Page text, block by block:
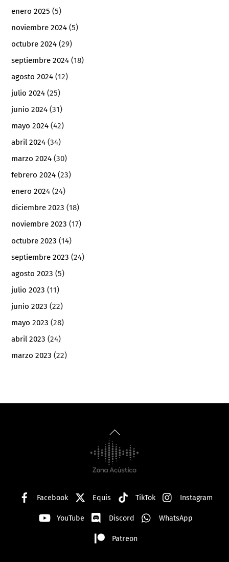
enero 2025 (5)
noviembre 2024 (5)
octubre 2024 (29)
septiembre 2024 (18)
agosto 2024 (12)
julio 2024 (25)
junio 2024 (31)
mayo 2024 (42)
abril 2024 (34)
marzo 2024 (30)
febrero 2024 (23)
enero 2024 (24)
diciembre 2023 (18)
noviembre 2023 (17)
octubre 2023 (14)
septiembre 2023 (24)
agosto 2023 (5)
julio 2023 (11)
junio 2023 (22)
mayo 2023 (28)
abril 2023 (24)
marzo 2023 (22)
Back
To
Top
Facebook Equis TikTok Instagram
YouTube Discord WhatsApp
Patreon